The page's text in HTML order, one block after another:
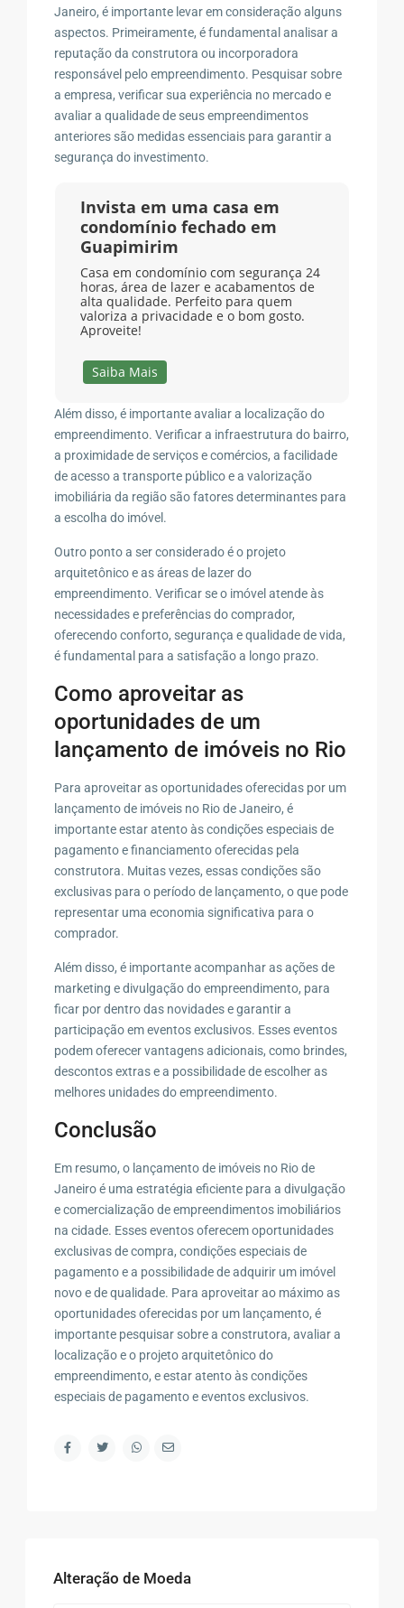
Janeiro, é importante levar em consideração alguns
aspectos. Primeiramente, é fundamental analisar a
reputação da construtora ou incorporadora
responsável pelo empreendimento. Pesquisar sobre
a empresa, verificar sua experiência no mercado e
avaliar a qualidade de seus empreendimentos
anteriores são medidas essenciais para garantir a
segurança do investimento.
Invista em uma casa em
condomínio fechado em
Guapimirim
Casa em condomínio com segurança 24
horas, área de lazer e acabamentos de
alta qualidade. Perfeito para quem
valoriza a privacidade e o bom gosto.
Aproveite!
Saiba Mais
Além disso, é importante avaliar a localização do
empreendimento. Verificar a infraestrutura do bairro,
a proximidade de serviços e comércios, a facilidade
de acesso a transporte público e a valorização
imobiliária da região são fatores determinantes para
a escolha do imóvel.
Outro ponto a ser considerado é o projeto
arquitetônico e as áreas de lazer do
empreendimento. Verificar se o imóvel atende às
necessidades e preferências do comprador,
oferecendo conforto, segurança e qualidade de vida,
é fundamental para a satisfação a longo prazo.
Como aproveitar as
oportunidades de um
lançamento de imóveis no Rio
Para aproveitar as oportunidades oferecidas por um
lançamento de imóveis no Rio de Janeiro, é
importante estar atento às condições especiais de
pagamento e financiamento oferecidas pela
construtora. Muitas vezes, essas condições são
exclusivas para o período de lançamento, o que pode
representar uma economia significativa para o
comprador.
Além disso, é importante acompanhar as ações de
marketing e divulgação do empreendimento, para
ficar por dentro das novidades e garantir a
participação em eventos exclusivos. Esses eventos
podem oferecer vantagens adicionais, como brindes,
descontos extras e a possibilidade de escolher as
melhores unidades do empreendimento.
Conclusão
Em resumo, o lançamento de imóveis no Rio de
Janeiro é uma estratégia eficiente para a divulgação
e comercialização de empreendimentos imobiliários
na cidade. Esses eventos oferecem oportunidades
exclusivas de compra, condições especiais de
pagamento e a possibilidade de adquirir um imóvel
novo e de qualidade. Para aproveitar ao máximo as
oportunidades oferecidas por um lançamento, é
importante pesquisar sobre a construtora, avaliar a
localização e o projeto arquitetônico do
empreendimento, e estar atento às condições
especiais de pagamento e eventos exclusivos.
Alteração de Moeda